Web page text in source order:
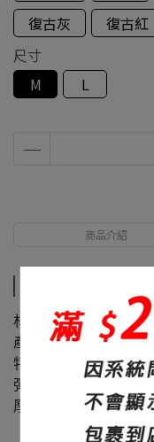
復古灰
復古紅
尺寸
M
L
商品介紹
材質：60%棉+40%聚
產地：台灣
特色：超大落肩
彈性：微
厚度：320碼重